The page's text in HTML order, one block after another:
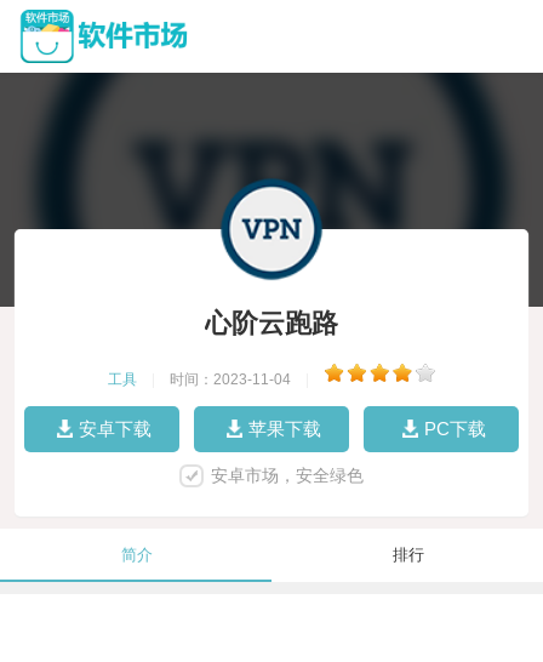
心阶云跑路
工具 时间：2023-11-04
安卓下载 苹果下载 PC下载
安卓市场，安全绿色
简介 排行